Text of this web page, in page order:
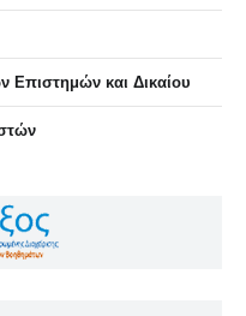
Επιστημών και Δικαίου